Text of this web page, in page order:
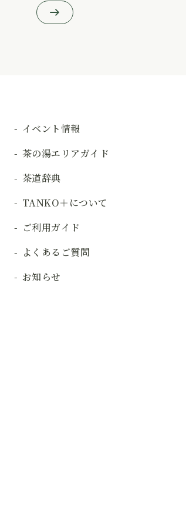
イベント情報
茶の湯エリアガイド
茶道辞典
TANKO＋について
ご利用ガイド
よくあるご質問
お知らせ